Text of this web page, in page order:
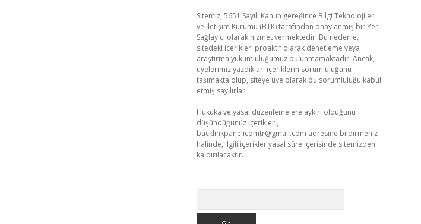
Sitemiz, 5651 Sayılı Kanun gereğince Bilgi Teknolojileri
ve İletişim Kurumu (BTK) tarafından onaylanmış bir Yer
Sağlayıcı olarak hizmet vermektedir. Bu nedenle,
sitedeki içerikleri proaktif olarak denetleme veya
araştırma yükümlülüğümüz bulunmamaktadır. Ancak,
üyelerimiz yazdıkları içeriklerin sorumluluğunu
taşımakta olup, siteye üye olarak bu sorumluluğu kabul
etmiş sayılırlar.
Hukuka ve yasal düzenlemelere aykırı olduğunu
düşündüğünüz içerikleri,
backlinkpanelicomtr@gmail.com adresine bildirmeniz
halinde, ilgili içerikler yasal süre içerisinde sitemizden
kaldırılacaktır.